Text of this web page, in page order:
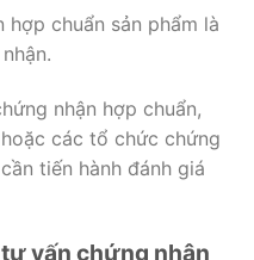
chuẩn sản phẩm là
nhận hợp chuẩn,
các tổ chức chứng
tiến hành đánh giá
vấn chứng nhận